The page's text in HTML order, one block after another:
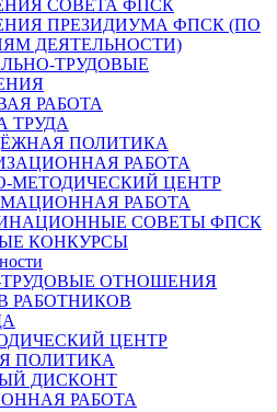
СОВЕТА ФПСК
ПРЕЗИДИУМА ФПСК (ПО
ДЕЯТЕЛЬНОСТИ)
ТРУДОВЫЕ
РАБОТА
ТРУДА
ПОЛИТИКА
РАБОТА
МЕТОДИЧЕСКИЙ ЦЕНТР
РАБОТА
СОВЕТЫ ФПСК
КОНКУРСЫ
ОТНОШЕНИЯ
РАБОТНИКОВ
ЦЕНТР
ПОЛИТИКА
ДИСКОНТ
РАБОТА